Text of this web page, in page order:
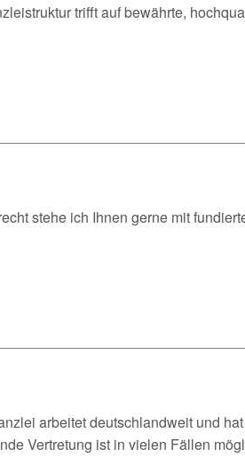
trifft auf bewährte,
stehe ich Ihnen gerne mit
arbeitet deutschlandweit und
Vertretung ist in vielen Fällen